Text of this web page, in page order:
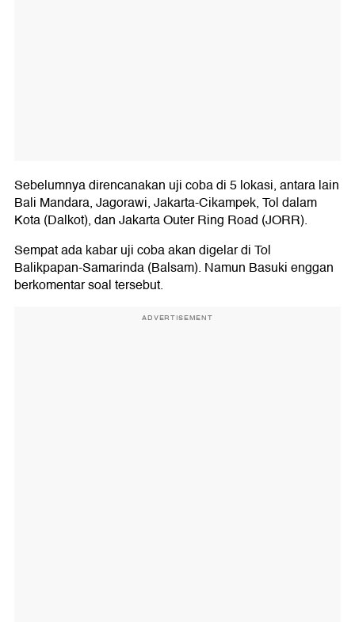
Sebelumnya direncanakan uji coba di 5 lokasi, antara lain
Bali Mandara, Jagorawi, Jakarta-Cikampek, Tol dalam
Kota (Dalkot), dan Jakarta Outer Ring Road (JORR).
Sempat ada kabar uji coba akan digelar di Tol
Balikpapan-Samarinda (Balsam). Namun Basuki enggan
berkomentar soal tersebut.
ADVERTISEMENT